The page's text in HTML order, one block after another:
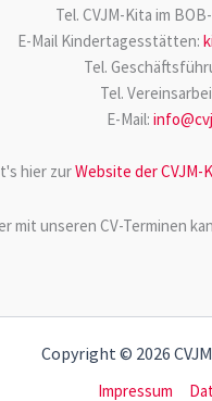
Tel. CVJM-Kita im
E-Mail Kindertagesstätten:
Tel.
Tel.
E-Mail:
hier zurWebsite der CVJM-
mit unseren CV-Terminen
Copyright © 2026
Impressum